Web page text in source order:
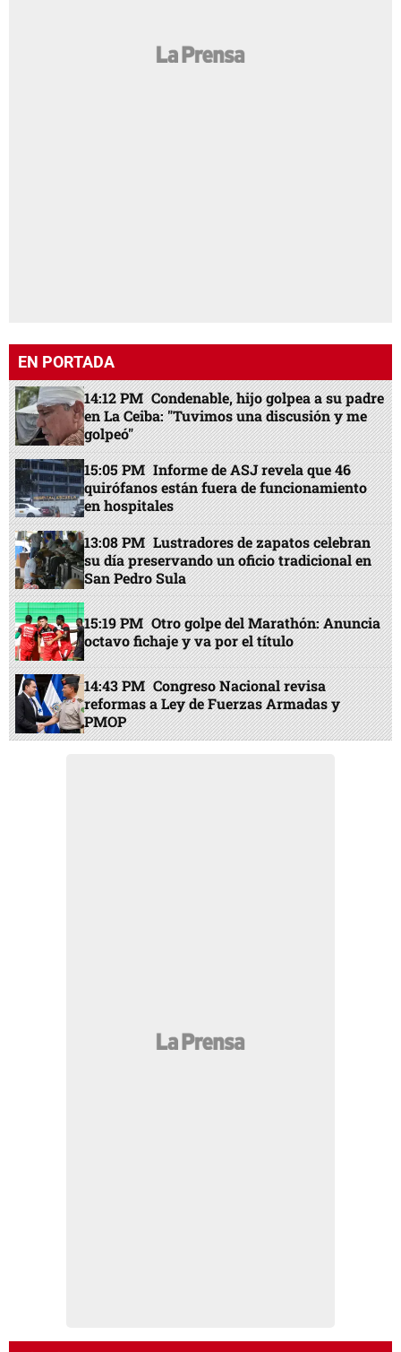
EN PORTADA
14:12 PM Condenable, hijo golpea a su padre
en La Ceiba: "Tuvimos una discusión y me
golpeó"
15:05 PM Informe de ASJ revela que 46
quirófanos están fuera de funcionamiento
en hospitales
13:08 PM Lustradores de zapatos celebran
su día preservando un oficio tradicional en
San Pedro Sula
15:19 PM Otro golpe del Marathón: Anuncia
octavo fichaje y va por el título
14:43 PM Congreso Nacional revisa
reformas a Ley de Fuerzas Armadas y
PMOP